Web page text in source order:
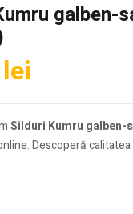
galben-
lei
Silduri Kumru galben-
Descoperă calitatea